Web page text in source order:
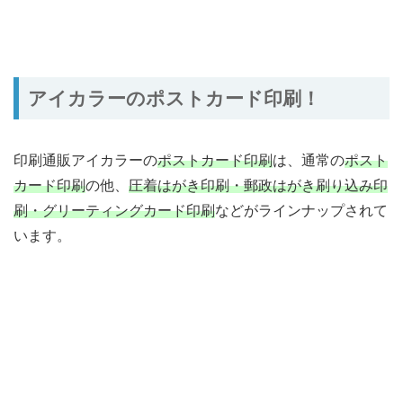
アイカラーのポストカード印刷！
印刷通販アイカラーのポストカード印刷は、通常のポスト
カード印刷の他、 圧着はがき印刷・郵政はがき刷り込み印
刷・グリーティングカード印刷などがラインナップされて
います。